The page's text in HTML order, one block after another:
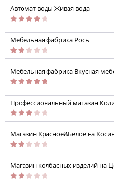
Автомат воды Живая вода
Мебельная фабрика Рось
Мебельная фабрика Вкусная
Профессиональный магазин
Магазин Красное&Белое на
Магазин колбасных изделий на